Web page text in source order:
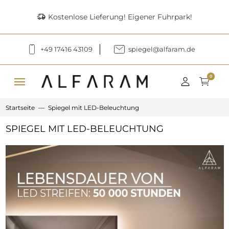
delivery_truck_speed Kostenlose Lieferung! Eigener Fuhrpark!
+49 17416 43109 spiegel@alfaram.de
menu 0
Startseite Spiegel mit LED-Beleuchtung
SPIEGEL MIT LED-BELEUCHTUNG